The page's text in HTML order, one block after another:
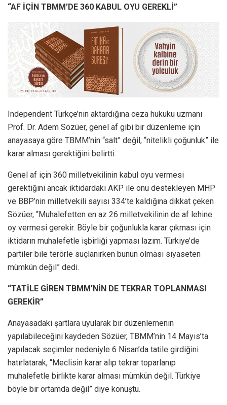
“AF İÇİN TBMM’DE 360 KABUL OYU GEREKLİ”
Independent Türkçe’nin aktardığına ceza hukuku uzmanı
Prof. Dr. Adem Sözüer, genel af gibi bir düzenleme için
anayasaya göre TBMM’nin “salt” değil, “nitelikli çoğunluk” ile
karar alması gerektiğini belirtti.
Genel af için 360 milletvekilinin kabul oyu vermesi
gerektiğini ancak iktidardaki AKP ile onu destekleyen MHP
ve BBP’nin milletvekili sayısı 334’te kaldığına dikkat çeken
Sözüer, ‘‘Muhalefetten en az 26 milletvekilinin de af lehine
oy vermesi gerekir. Böyle bir çoğunlukla karar çıkması için
iktidarın muhalefetle işbirliği yapması lazım. Türkiye’de
partiler bile terörle suçlanırken bunun olması siyaseten
mümkün değil” dedi.
“TATİLE GİREN TBMM’NİN DE TEKRAR TOPLANMASI
GEREKİR”
Anayasadaki şartlara uyularak bir düzenlemenin
yapılabileceğini kaydeden Sözüer, TBMM’nin 14 Mayıs’ta
yapılacak seçimler nedeniyle 6 Nisan’da tatile girdiğini
hatırlatarak, “Meclisin karar alıp tekrar toparlanıp
muhalefetle birlikte karar alması mümkün değil. Türkiye
böyle bir ortamda değil” diye konuştu.